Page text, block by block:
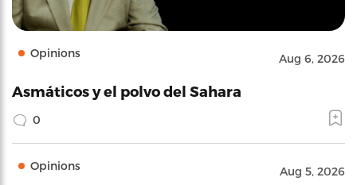
Opinions Aug 6, 2026
Asmáticos y el polvo del Sahara
0
Opinions Aug 5, 2026